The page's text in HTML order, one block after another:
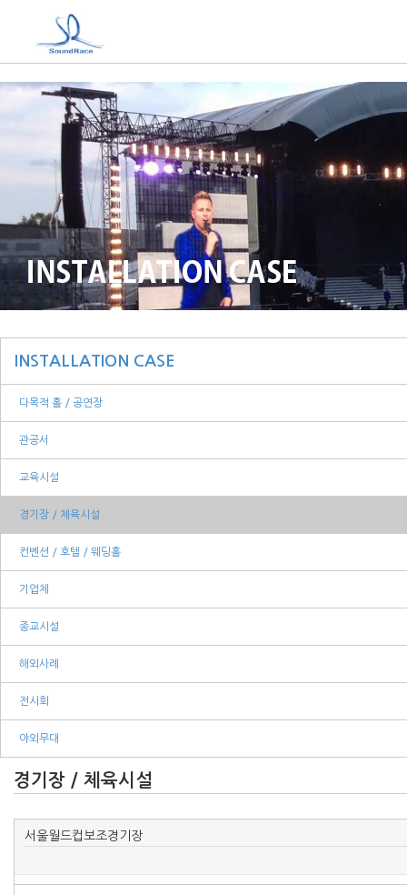
INSTALLATION CASE
다목적 홀 / 공연장
관공서
교육시설
경기장 / 체육시설
컨벤션 / 호텔 / 웨딩홀
기업체
종교시설
해외사례
전시회
야외무대
경기장 / 체육시설
서울월드컵보조경기장